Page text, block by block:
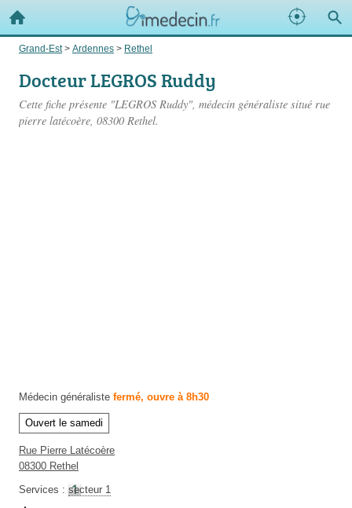
Grand-Est> Ardennes > Rethel
Docteur LEGROS Ruddy
Cette fiche présente "LEGROS Ruddy", médecin généraliste situé rue
pierre latécoère, 08300 Rethel.
Médecin généraliste fermé, ouvre à 8h30
Ouvert le samedi
Rue Pierre Latécoère
08300 Rethel
Services : secteur 1